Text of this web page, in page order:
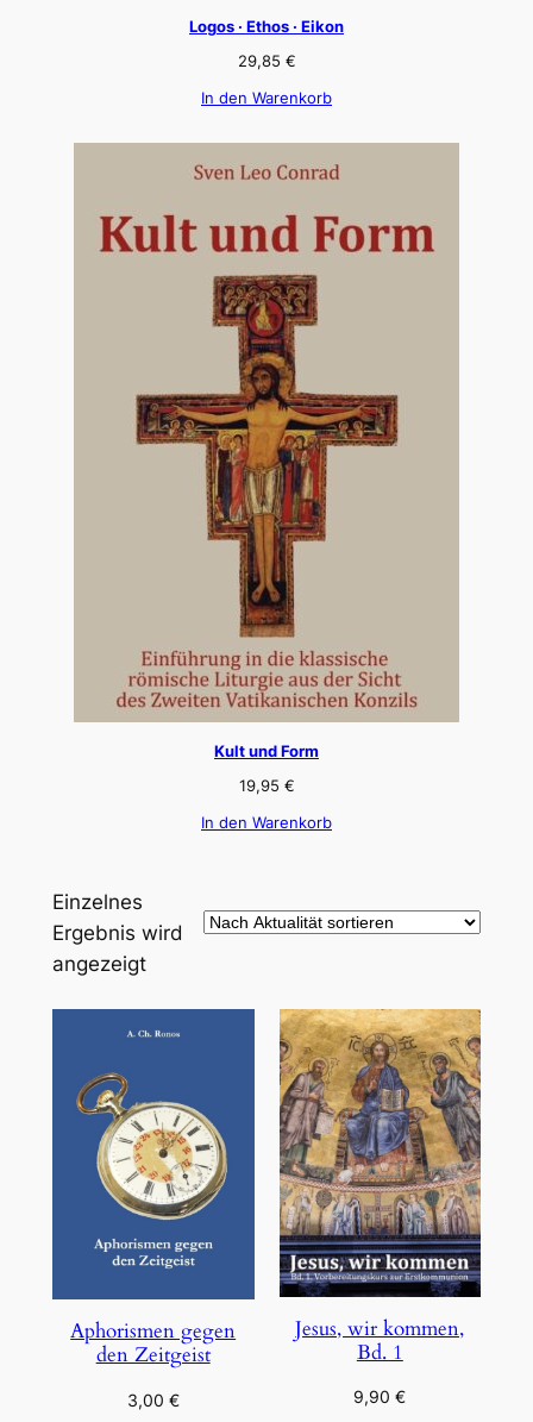
Logos · Ethos · Eikon
29,85 €
In den Warenkorb
Kult und Form
19,95 €
In den Warenkorb
Einzelnes
Ergebnis wird
angezeigt
Aphorismen gegen
den Zeitgeist
3,00 €
Jesus, wir kommen,
Bd. 1
9,90€